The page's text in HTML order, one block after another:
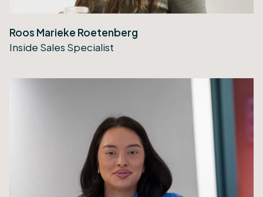
Roos Marieke Roetenberg
Inside Sales Specialist